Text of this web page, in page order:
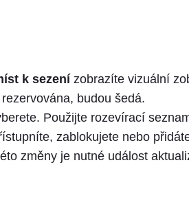
k sezenízobrazíte vizuální
budou šedá.
Použijte rozevírací
zablokujete nebo
změny je nutné událost